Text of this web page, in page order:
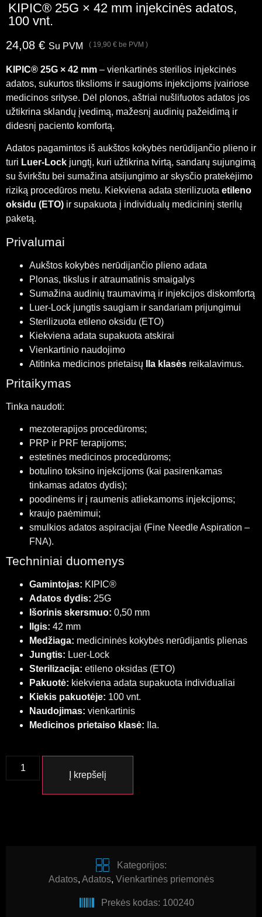
KIPIC® 25G × 42 mm injekcinės adatos,
100 vnt.
24,08 € Su PVM ( 19,90 € be PVM )
KIPIC® 25G × 42 mm – vienkartinės sterilios injekcinės
adatos, sukurtos tikslioms ir saugioms injekcijoms įvairiose
medicinos srityse. Dėl plonos, aštriai nušlifuotos adatos jos
užtikrina sklandų įvedimą, mažesnį audinių pažeidimą ir
didesnį paciento komfortą.
Adatos pagamintos iš aukštos kokybės nerūdijančio plieno ir
turi Luer-Lock jungtį, kuri užtikrina tvirtą, sandarų sujungimą
su švirkštu bei sumažina atsijungimo ar skysčio pratekėjimo
riziką procedūros metu. Kiekviena adata sterilizuota etileno
oksidu (ETO) ir supakuota į individualų medicininį sterilų
paketą.
Privalumai
Aukštos kokybės nerūdijančio plieno adata
Plonas, tikslus ir atraumatinis smaigalys
Sumažina audinių traumavimą ir injekcijos diskomfortą
Luer-Lock jungtis saugiam ir sandariam prijungimui
Sterilizuota etileno oksidu (ETO)
Kiekviena adata supakuota atskirai
Vienkartinio naudojimo
Atitinka medicinos prietaisų
IIa klasės reikalavimus.
Pritaikymas
Tinka naudoti:
mezoterapijos procedūroms;
PRP ir PRF terapijoms;
estetinės medicinos procedūroms;
botulino toksino injekcijoms (kai pasirenkamas
tinkamas adatos dydis);
poodinėms ir į raumenis atliekamoms injekcijoms;
kraujo paėmimui;
smulkios adatos aspiracijai (Fine Needle Aspiration –
FNA).
Techniniai duomenys
Gamintojas: KIPIC®
Adatos dydis: 25G
Išorinis skersmuo: 0,50 mm
Ilgis: 42 mm
Medžiaga: medicininės kokybės nerūdijantis plienas
Jungtis: Luer-Lock
Sterilizacija: etileno oksidas (ETO)
Pakuotė: kiekviena adata supakuota individualiai
Kiekis pakuotėje: 100 vnt.
Naudojimas: vienkartinis
Medicinos prietaiso klasė: IIa.
Į krepšelį
Kategorijos:
Adatos, Adatos, Vienkartinės priemonės
Prekės kodas: 100240